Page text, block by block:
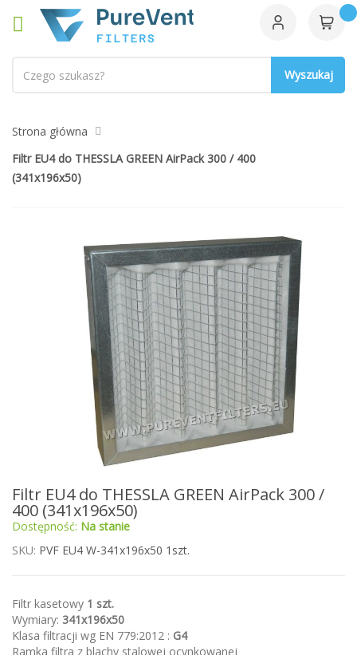
Strona główna
Filtr EU4 do THESSLA GREEN AirPack 300 / 400
(341x196x50)
Przejdź
na
początek
galerii
Filtr EU4 do THESSLA GREEN AirPack 300 /
400 (341x196x50)
Dostępność: Na stanie
SKU PVF EU4 W-341x196x50 1szt.
Filtr kasetowy 1 szt.
Wymiary: 341x196x50
Klasa filtracji wg EN 779:2012 : G4
Ramka filtra z blachy stalowej ocynkowanej